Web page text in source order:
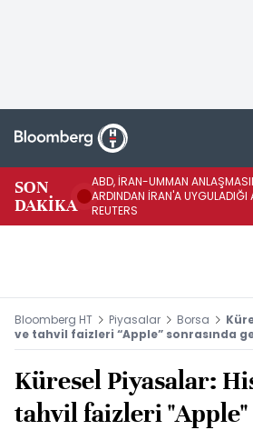
SON
DAKİKA
ABD, İRAN-UMMAN
ARDINDAN İRAN'A
REUTERS
Bloomberg HT Piyasalar Borsa
ve tahvil faizleri “Apple” sonrasında
Küresel Piyasalar:
tahvil faizleri "Apple"